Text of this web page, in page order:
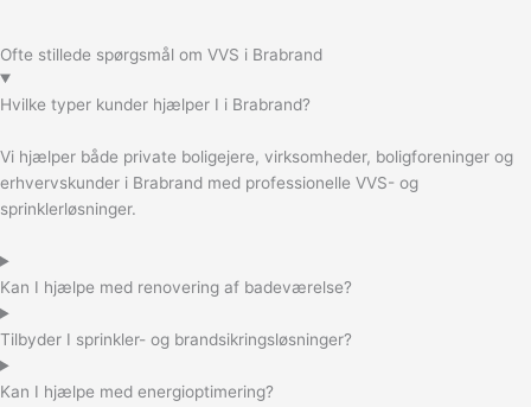
Ofte stillede spørgsmål om VVS i Brabrand
Hvilke typer kunder hjælper I i Brabrand?
Vi hjælper både private boligejere, virksomheder, boligforeninger og
erhvervskunder i Brabrand med professionelle VVS- og
sprinklerløsninger.
Kan I hjælpe med renovering af badeværelse?
Tilbyder I sprinkler- og brandsikringsløsninger?
Kan I hjælpe med energioptimering?